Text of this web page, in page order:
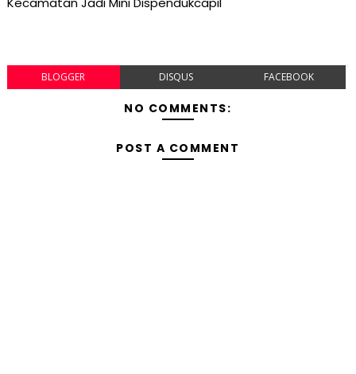
BLOGGER DISQUS FACEBOOK
NO COMMENTS:
POST A COMMENT